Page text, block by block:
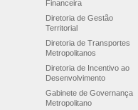
Financeira
Diretoria de Gestão
Territorial
Diretoria de Transportes
Metropolitanos
Diretoria de Incentivo ao
Desenvolvimento
Gabinete de Governança
Metropolitano